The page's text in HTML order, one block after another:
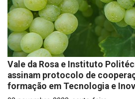
Vale da Rosa e Instituto
assinam protocolo de
formação em Tecnologia e